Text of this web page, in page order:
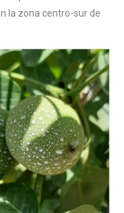
la zona centro-sur de